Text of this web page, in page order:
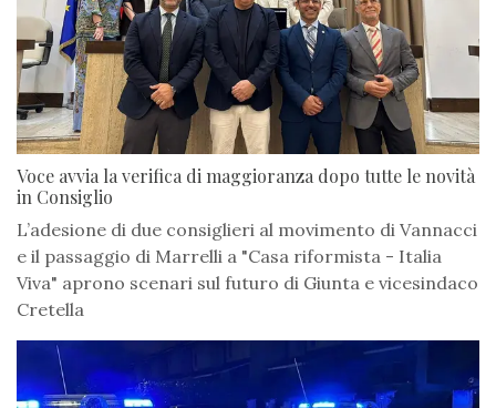
Voce avvia la verifica di maggioranza dopo tutte le novità
in Consiglio
L’adesione di due consiglieri al movimento di Vannacci
e il passaggio di Marrelli a "Casa riformista - Italia
Viva" aprono scenari sul futuro di Giunta e vicesindaco
Cretella